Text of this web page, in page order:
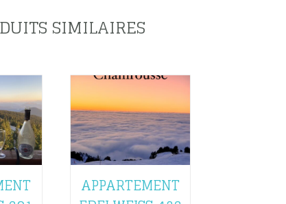
SIMILAIRES
APPARTEMENT